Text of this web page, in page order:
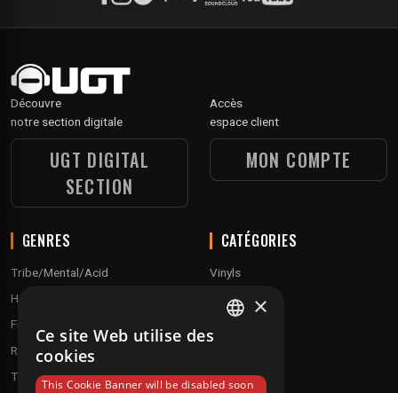
Découvre
notre section digitale
UGT DIGITAL
SECTION
Accès
espace client
MON COMPTE
GENRES
Tribe/Mental/Acid
Hardtek / Hardfloor
Frenchcore/Hardcore
Raggatek/ Jungletek
Techno / Hard Techno / Electro
CATÉGORIES
Vinyls
Cd's
×
Ce site Web utilise des
cookies
This Cookie Banner will be disabled soon